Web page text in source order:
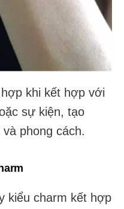
khi kết hợp với
sự kiện, tạo
phong cách.
kiểu charm kết hợp